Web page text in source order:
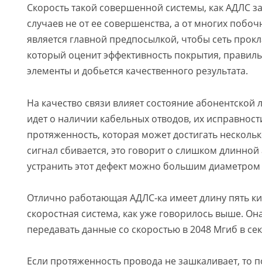
Скорость такой совершенной системы, как АДЛС
случаев не от ее совершенства, а от многих
является главной предпосылкой, чтобы сеть
который оценит эффективность покрытия,
элементы и добьется качественного результата.
На качество связи влияет состояние абонентской
идет о наличии кабельных отводов, их
протяженность, которая может достигать
сигнал сбивается, это говорит о слишком
устранить этот дефект можно большим
Отлично работающая АДЛС-ка имеет длину пять
скоростная система, как уже говорилось выше.
передавать данные со скоростью в 2048 Мгиб в
Если протяженность провода не зашкаливает, то